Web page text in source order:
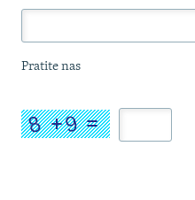
Pratite nas